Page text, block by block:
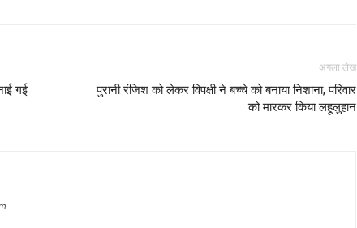
गई
अगला लेख
पुरानी रंजिश को लेकर विपक्षी ने बच्चे को बनाया निशाना, परिवार
को मारकर किया लहूलुहान